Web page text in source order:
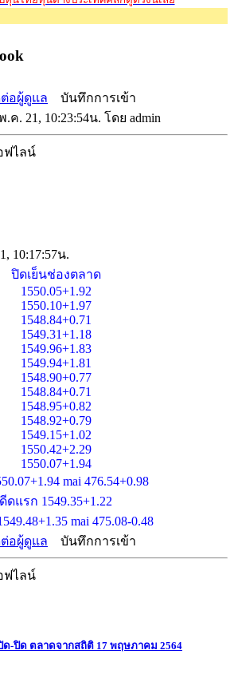
อผู้ดูแล
บันทึกการเข้า
. 21, 10:23:54น. โดย admin
10:17:57น.
ปิดเย็นช่องตลาด
1550.05+1.92
1550.10+1.97
1548.84+0.71
1549.31+1.18
1549.96+1.83
1549.94+1.81
1548.90+0.77
1548.84+0.71
1548.95+0.82
1548.92+0.79
1549.15+1.02
1550.42+2.29
1550.07+1.94
mai 476.54+0.98
ดีดแรก 1549.35+1.22
mai 475.08-0.48
อผู้ดูแล
บันทึกการเข้า
ด-ปิด ตลาดจากสถิติ 17 พฤษภาคม 2564